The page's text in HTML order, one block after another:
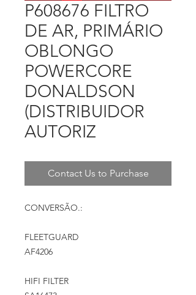
P608676 FILTRO
DE AR, PRIMÁRIO
OBLONGO
POWERCORE
DONALDSON
(DISTRIBUIDOR
AUTORIZ
Contact Us to Purchase
CONVERSÃO.:
FLEETGUARD
AF4206
HIFI FILTER